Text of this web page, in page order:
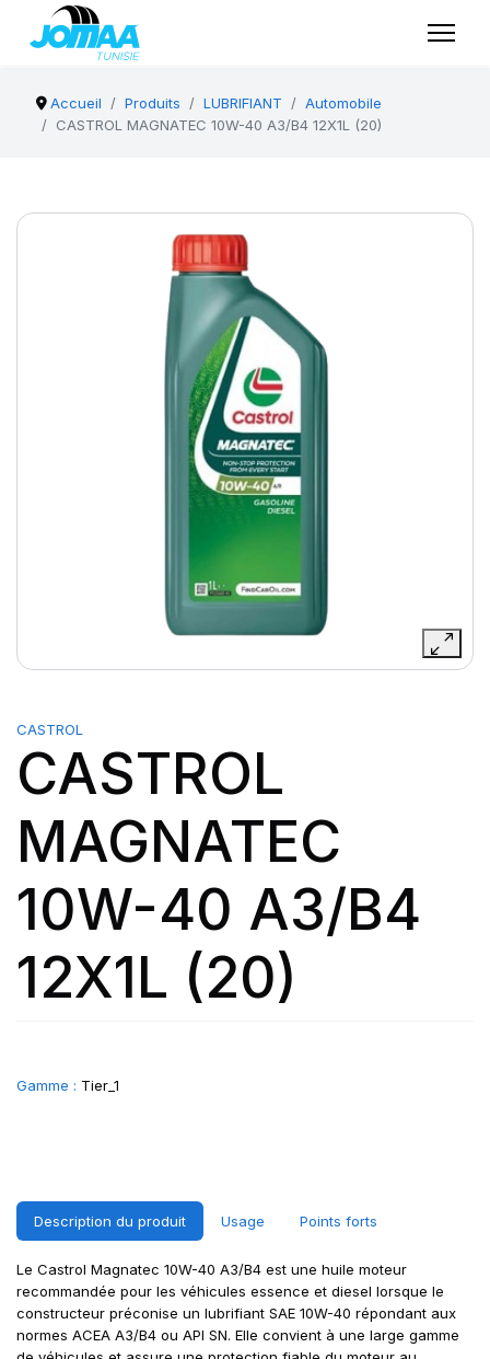
Accueil Produits LUBRIFIANT
Automobile
CASTROL MAGNATEC 10W-40 A3/B4 12X1L (20)
CASTROL
CASTROL
MAGNATEC
10W-40 A3/B4
12X1L (20)
Gamme : Tier_1
Description du produit Usage Points forts
Le Castrol Magnatec 10W-40 A3/B4 est une huile moteur
recommandée pour les véhicules essence et diesel lorsque le
constructeur préconise un lubrifiant SAE 10W-40 répondant aux
normes ACEA A3/B4 ou API SN. Elle convient à une large gamme